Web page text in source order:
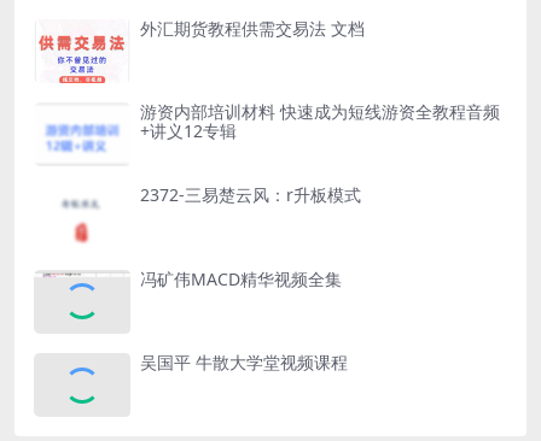
外汇期货教程供需交易法 文档
游资内部培训材料 快速成为短线游资全教程音频
+讲义12专辑
2372-三易楚云风：r升板模式
冯矿伟MACD精华视频全集
吴国平 牛散大学堂视频课程